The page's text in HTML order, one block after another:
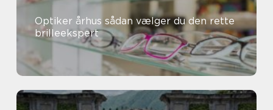
Optiker århus sådan vælger du den rette
brilleekspert